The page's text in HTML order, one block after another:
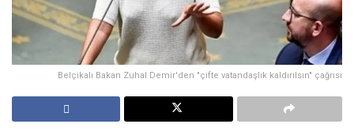
Belçikalı Bakan Zuhal Demir'den "çifte vatandaşlık kaldırılsın" çağrısı